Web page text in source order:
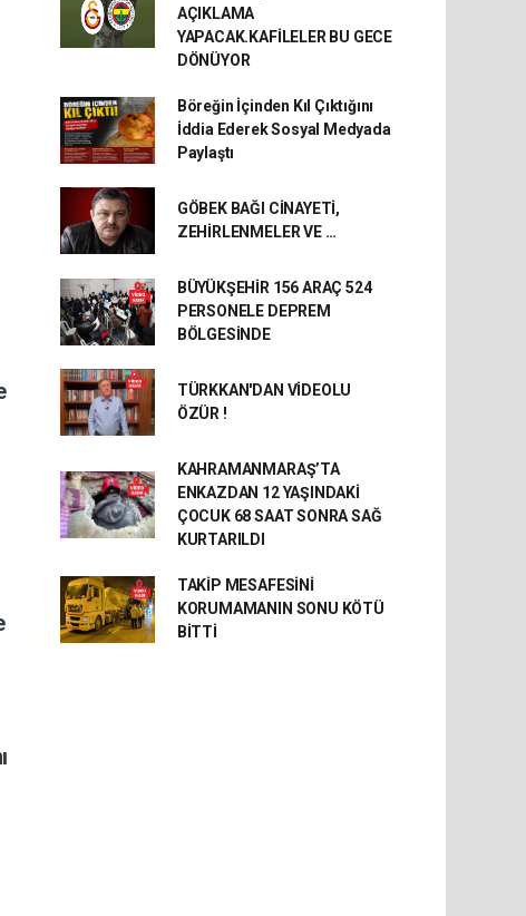
AÇIKLAMA
YAPACAK.KAFİLELER BU GECE
DÖNÜYOR
Böreğin İçinden Kıl Çıktığını
İddia Ederek Sosyal Medyada
Paylaştı
GÖBEK BAĞI CİNAYETİ,
ZEHİRLENMELER VE …
BÜYÜKŞEHİR 156 ARAÇ 524
PERSONELE DEPREM
BÖLGESİNDE
TÜRKKAN'DAN VİDEOLU
ÖZÜR !
KAHRAMANMARAŞ’TA
ENKAZDAN 12 YAŞINDAKİ
ÇOCUK 68 SAAT SONRA SAĞ
KURTARILDI
TAKİP MESAFESİNİ
KORUMAMANIN SONU KÖTÜ
BİTTİ